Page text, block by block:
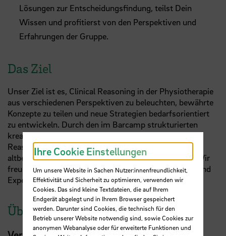
Lösungen zur Entscheidungsfindung, teilst Dein
Wissen und profitierst von den Perspektiven und
Erfahrungen der Gruppe.
Das Ziel
Unser Ziel ist es, Clinical Reasoning in der Physiotherapie
aus verschiedenen Perspektiven zu beleuchten, bewährte
Konzepte zu teilen und neue Strategien bedarfsorientiert
zu entwickeln. Durch den im Barcamp strukturierten
kreativen und offenen Austausch möchten wir Clinical
Reasoning neu denken und Deine offene Fragen zum
altbekannten Thema Clinical Reasoning diskutieren. Wir
freuen uns auf den Austausch zwischen Noviz:innen und
Expert:innen!
Über die Referentinnen
Ihre Cookie Einstellungen
Um unsere Website in Sachen Nutzer:innenfreundlichkeit,
Effektivität und Sicherheit zu optimieren, verwenden wir
Cookies. Das sind kleine Textdateien, die auf Ihrem
Endgerät abgelegt und in Ihrem Browser gespeichert
werden. Darunter sind Cookies, die technisch für den
Betrieb unserer Website notwendig sind, sowie Cookies zur
anonymen Webanalyse oder für erweiterte Funktionen und